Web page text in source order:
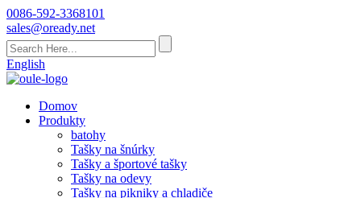
0086-592-3368101
sales@oready.net
English
Domov
Produkty
batohy
Tašky na šnúrky
Tašky a športové tašky
Tašky na odevy
Tašky na pikniky a chladiče